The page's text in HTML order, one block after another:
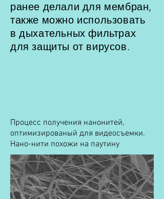
ранее делали для мембран,
также можно использовать
в дыхательных фильтрах
для защиты от вирусов.
Процесс получения нанонитей,
оптимизированый для видеосъемки.
Нано-нити похожи на паутину